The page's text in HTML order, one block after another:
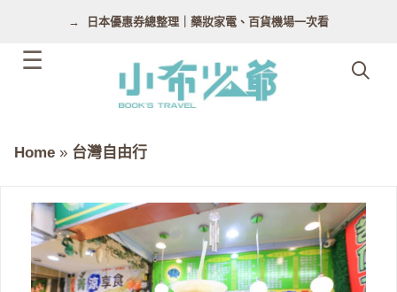
日本優惠券總整理｜藥妝家電、百貨機場一次看
Home » 台灣自由行